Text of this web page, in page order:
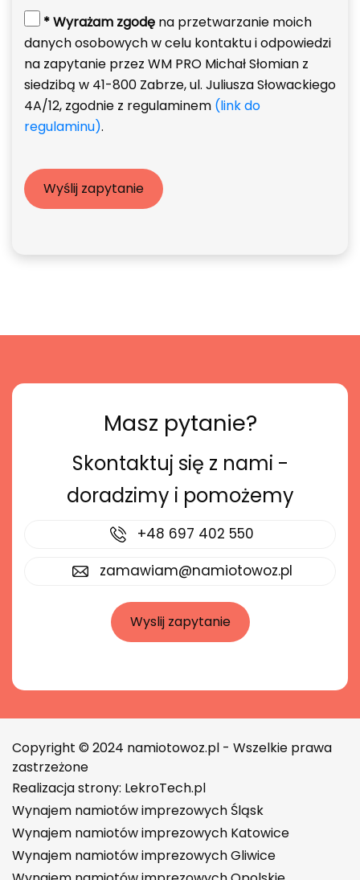
* Wyrażam zgodę na przetwarzanie moich
danych osobowych w celu kontaktu i odpowiedzi
na zapytanie przez WM PRO Michał Słomian z
siedzibą w 41-800 Zabrze, ul. Juliusza Słowackiego
4A/12, zgodnie z regulaminem (link do
regulaminu).
Masz pytanie?
Skontaktuj się z nami -
doradzimy i pomożemy
+48 697 402 550
zamawiam@namiotowoz.pl
Wyslij zapytanie
Copyright © 2024 namiotowoz.pl - Wszelkie prawa
zastrzeżone
Realizacja strony: LekroTech.pl
Wynajem namiotów imprezowych Śląsk
Wynajem namiotów imprezowych Katowice
Wynajem namiotów imprezowych Gliwice